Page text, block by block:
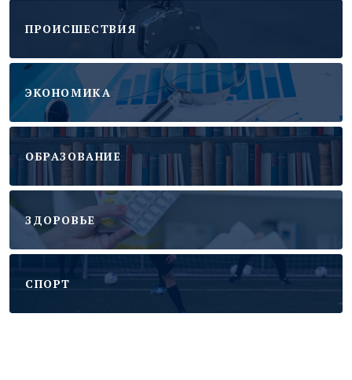
ПРОИСШЕСТВИЯ
ЭКОНОМИКА
ОБРАЗОВАНИЕ
ЗДОРОВЬЕ
CПОРТ